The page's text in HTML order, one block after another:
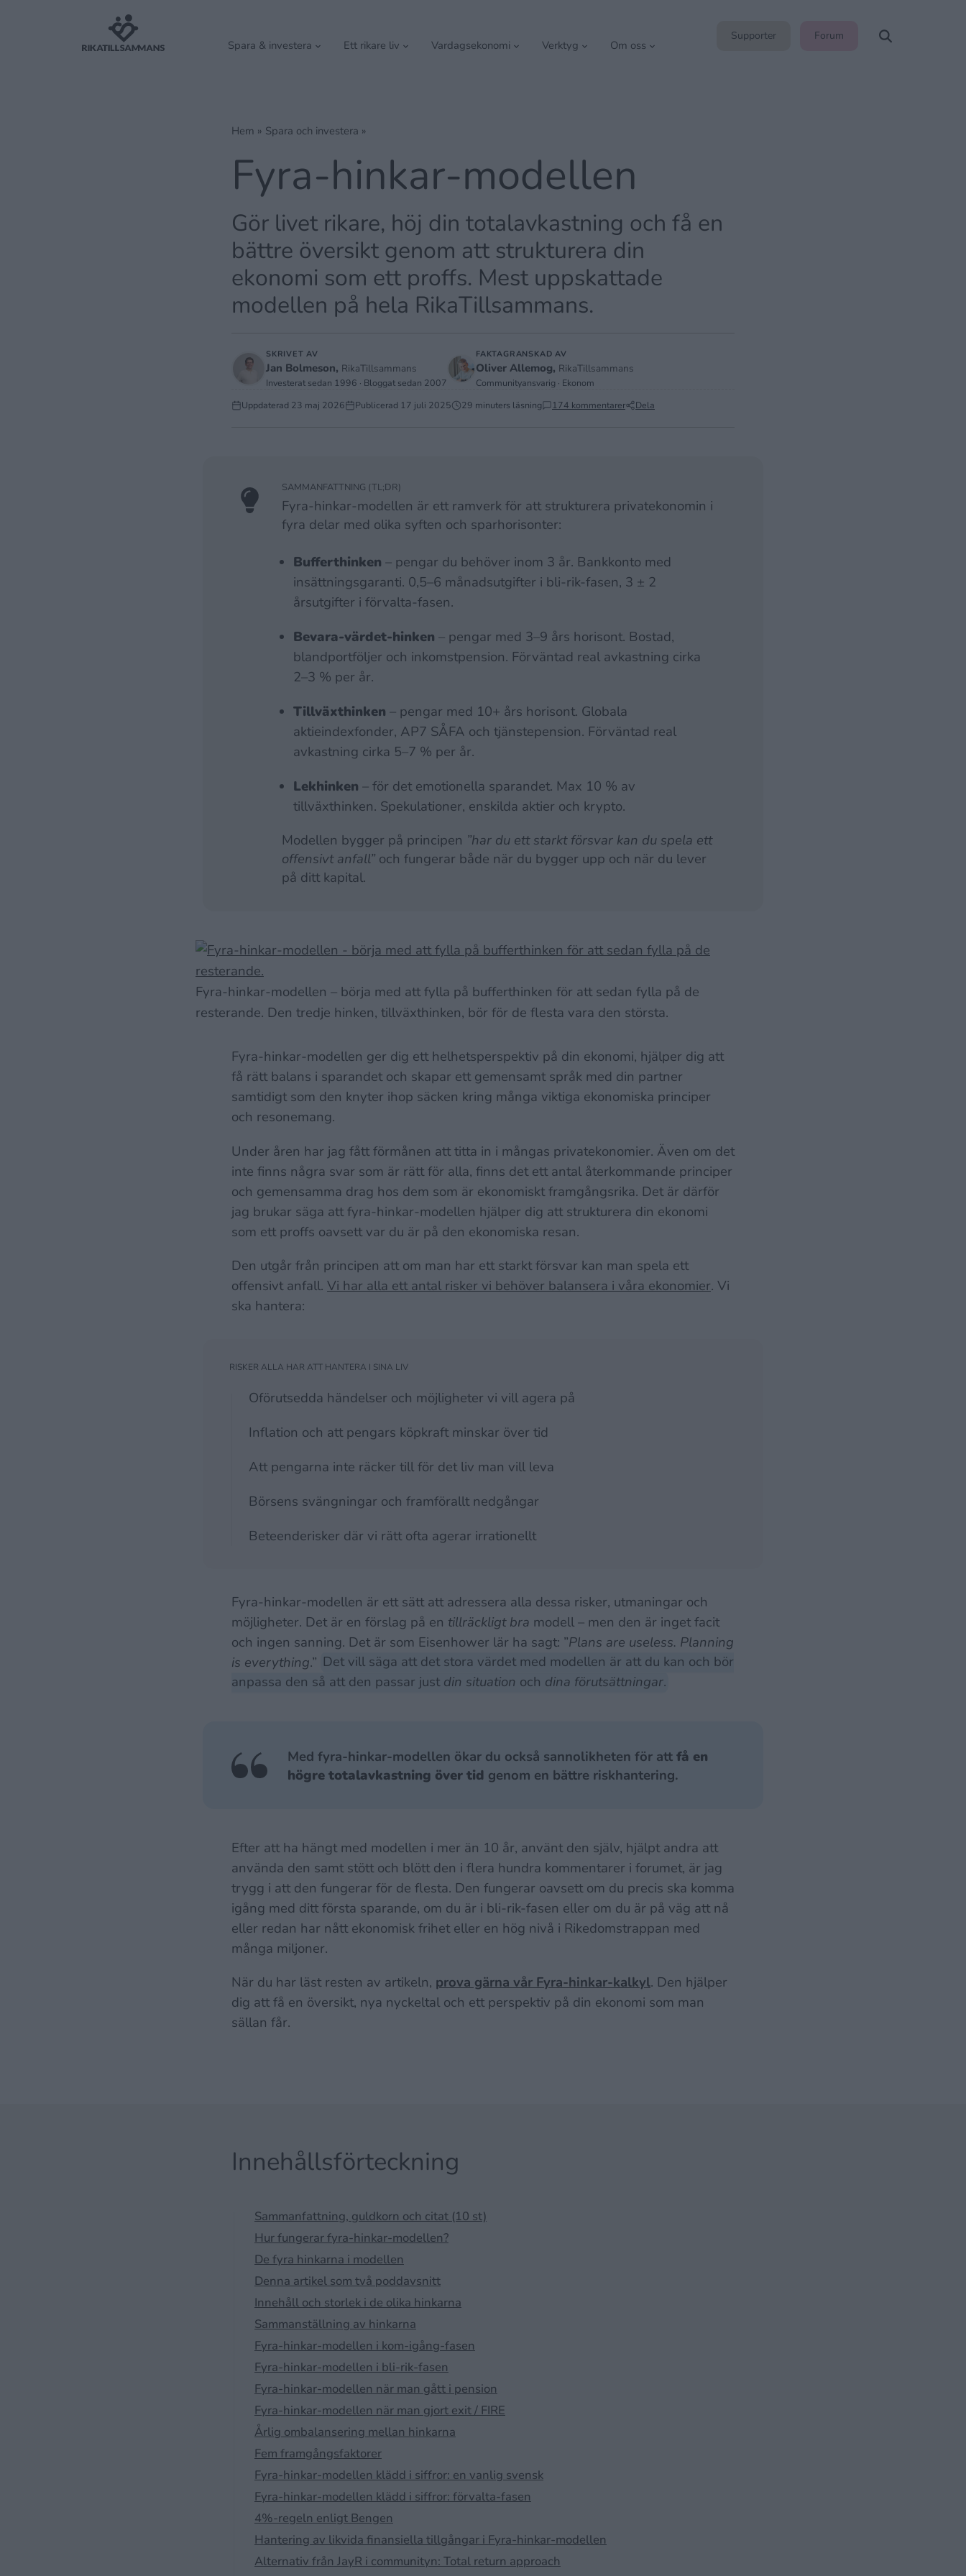
Spara & investera Ett rikare liv Vardagsekonomi Verktyg Om oss
Supporter Forum
Hem » Spara och investera »
Fyra-hinkar-modellen
Gör livet rikare, höj din totalavkastning och få en
bättre översikt genom att strukturera din
ekonomi som ett proffs. Mest uppskattade
modellen på hela RikaTillsammans.
SKRIVET AV
Jan Bolmeson, RikaTillsammans
Investerat sedan 1996 · Bloggat sedan 2007
FAKTAGRANSKAD AV
Oliver Allemog, RikaTillsammans
Communityansvarig · Ekonom
Uppdaterad 23 maj 2026 Publicerad 17 juli 2025 29 minuters läsning 174 kommentarer Dela
SAMMANFATTNING (TL;DR)
Fyra-hinkar-modellen är ett ramverk för att strukturera privatekonomin i
fyra delar med olika syften och sparhorisonter:
Bufferthinken – pengar du behöver inom 3 år. Bankkonto med
insättningsgaranti. 0,5–6 månadsutgifter i bli-rik-fasen, 3 ± 2
årsutgifter i förvalta-fasen.
Bevara-värdet-hinken – pengar med 3–9 års horisont. Bostad,
blandportföljer och inkomstpension. Förväntad real avkastning cirka
2–3 % per år.
Tillväxthinken – pengar med 10+ års horisont. Globala
aktieindexfonder, AP7 SÅFA och tjänstepension. Förväntad real
avkastning cirka 5–7 % per år.
Lekhinken – för det emotionella sparandet. Max 10 % av
tillväxthinken. Spekulationer, enskilda aktier och krypto.
Modellen bygger på principen ”har du ett starkt försvar kan du spela ett
offensivt anfall” och fungerar både när du bygger upp och när du lever
på ditt kapital.
Fyra-hinkar-modellen – börja med att fylla på bufferthinken för att sedan fylla på de
resterande. Den tredje hinken, tillväxthinken, bör för de flesta vara den största.
Fyra-hinkar-modellen ger dig ett helhetsperspektiv på din ekonomi, hjälper dig att
få rätt balans i sparandet och skapar ett gemensamt språk med din partner
samtidigt som den knyter ihop säcken kring många viktiga ekonomiska principer
och resonemang.
Under åren har jag fått förmånen att titta in i mångas privatekonomier. Även om det
inte finns några svar som är rätt för alla, finns det ett antal återkommande principer
och gemensamma drag hos dem som är ekonomiskt framgångsrika. Det är därför
jag brukar säga att fyra-hinkar-modellen hjälper dig att strukturera din ekonomi
som ett proffs oavsett var du är på den ekonomiska resan.
Den utgår från principen att om man har ett starkt försvar kan man spela ett
offensivt anfall. Vi har alla ett antal risker vi behöver balansera i våra ekonomier. Vi
ska hantera:
Oförutsedda händelser och möjligheter vi vill agera på
Inflation och att pengars köpkraft minskar över tid
Att pengarna inte räcker till för det liv man vill leva
Börsens svängningar och framförallt nedgångar
Beteenderisker där vi rätt ofta agerar irrationellt
Fyra-hinkar-modellen är ett sätt att adressera alla dessa risker, utmaningar och
möjligheter. Det är en förslag på en tillräckligt bra modell – men den är inget facit
och ingen sanning. Det är som Eisenhower lär ha sagt: ”Plans are useless. Planning
is everything.” Det vill säga att det stora värdet med modellen är att du kan och bör
anpassa den så att den passar justdin situation och dina förutsättningar.
Med fyra-hinkar-modellen ökar du också sannolikheten för attfå en
högre totalavkastning över tid genom en bättre riskhantering.
Efter att ha hängt med modellen i mer än 10 år, använt den själv, hjälpt andra att
använda den samt stött och blött den i flera hundra kommentarer i forumet, är jag
trygg i att den fungerar för de flesta. Den fungerar oavsett om du precis ska komma
igång med ditt första sparande, om du är i bli-rik-fasen eller om du är på väg att nå
eller redan har nått ekonomisk frihet eller en hög nivå i Rikedomstrappan med
många miljoner.
När du har läst resten av artikeln, prova gärna vår Fyra-hinkar-kalkyl. Den hjälper
dig att få en översikt, nya nyckeltal och ett perspektiv på din ekonomi som man
sällan får.
Innehållsförteckning
Sammanfattning, guldkorn och citat (10 st)
Hur fungerar fyra-hinkar-modellen?
De fyra hinkarna i modellen
Denna artikel som två poddavsnitt
Innehåll och storlek i de olika hinkarna
Sammanställning av hinkarna
Fyra-hinkar-modellen i kom-igång-fasen
Fyra-hinkar-modellen i bli-rik-fasen
Fyra-hinkar-modellen när man gått i pension
Fyra-hinkar-modellen när man gjort exit / FIRE
Årlig ombalansering mellan hinkarna
Fem framgångsfaktorer
Fyra-hinkar-modellen klädd i siffror: en vanlig svensk
Fyra-hinkar-modellen klädd i siffror: förvalta-fasen
4%-regeln enligt Bengen
Hantering av likvida finansiella tillgångar i Fyra-hinkar-modellen
Alternativ från JayR i communityn: Total return approach